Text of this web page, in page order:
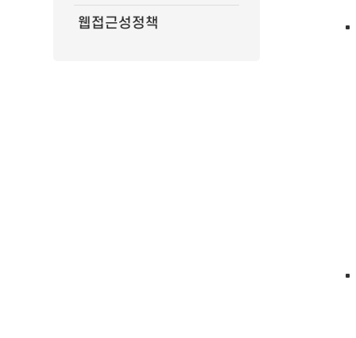
웹접근성정책